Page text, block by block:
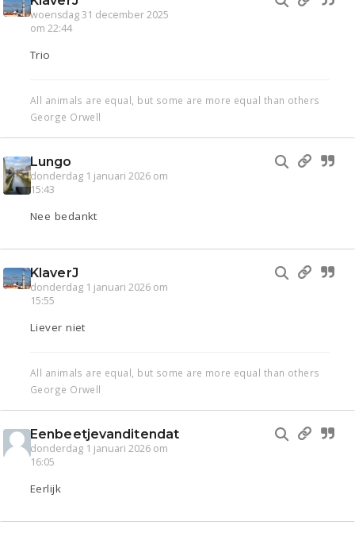
woensdag 31 december 2025
om 22:44
Trio
All animals are equal, but some are more equal than others
George Orwell
Lungo
donderdag 1 januari 2026 om
15:43
Nee bedankt
KlaverJ
donderdag 1 januari 2026 om
15:55
Liever niet
All animals are equal, but some are more equal than others
George Orwell
Eenbeetjevanditendat
donderdag 1 januari 2026 om
16:05
Eerlijk